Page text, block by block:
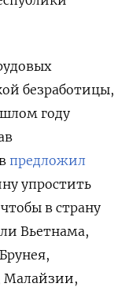
безработицы,
году
предложил
упростить
в страну
Вьетнама,
Малайзии,